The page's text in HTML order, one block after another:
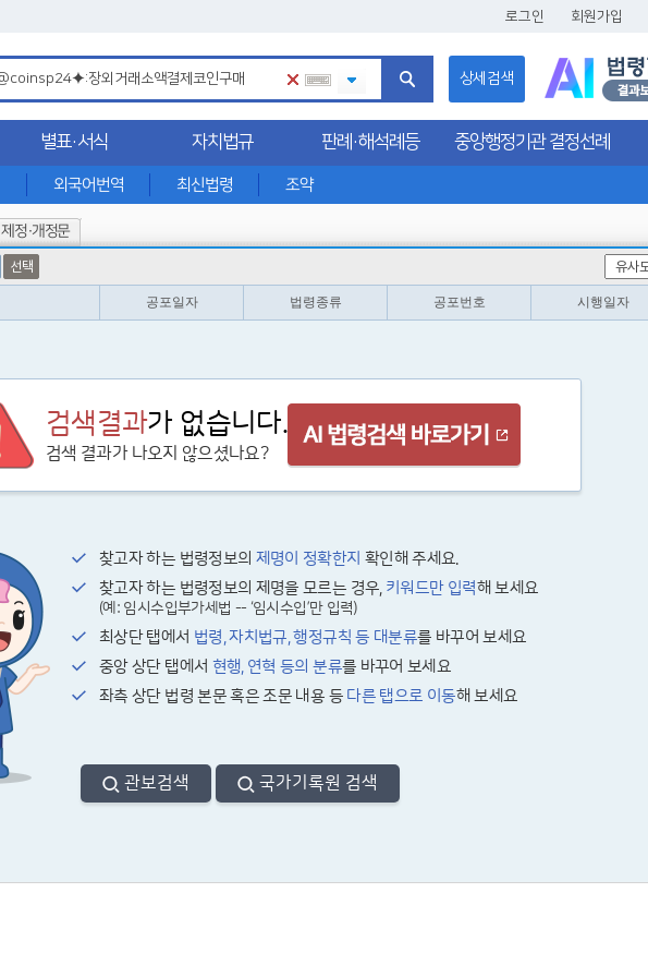
로그인 회원가입
글씨크기확대
글씨크기확대초기화
글씨크기축소
상세검색
외국어번역 최신법령 조약
별표·서식 자치법규 판례·해석례등 중앙행정기관 결정선례
제정·개정문
선택
공포일자 법령종류 공포번호 시행일자
검색결과가 없습니다.
검색 결과가 나오지 않으셨나요?
찾고자 하는 법령정보의 제명이 정확한지 확인해 주세요.
찾고자 하는 법령정보의 제명을 모르는 경우, 키워드만 입력해 보세요
(예: 임시수입부가세법 -- ‘임시수입’만 입력)
최상단 탭에서 법령, 자치법규, 행정규칙 등 대분류를 바꾸어 보세요
중앙 상단 탭에서 현행, 연혁 등의 분류를 바꾸어 보세요
좌측 상단 법령 본문 혹은 조문 내용 등 다른 탭으로 이동해 보세요
관보검색 국가기록원 검색